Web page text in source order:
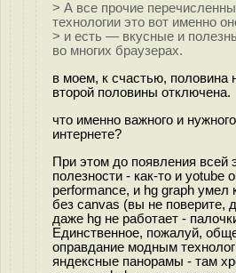
> А все прочие
технологии это вот именно
> и есть — вкусные и
во многих браузерах.
в моем, к счастью, половина
второй половины отключена.
что именно важного и
интернете?
При этом до появления всей
полезности - как-то и yotube
performance, и hg graph умел
без canvas (вы не поверите,
даже hg не работает -
Единственное, пожалуй,
оправдание модным
яндексные панорамы - там